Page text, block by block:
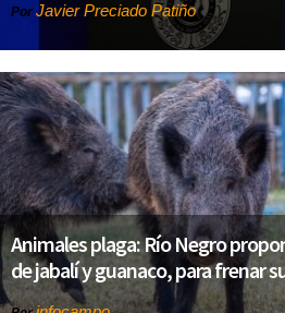
Por Javier Preciado Patiño
Animales plaga: Río Negro
de jabalí y guanaco, para frenar